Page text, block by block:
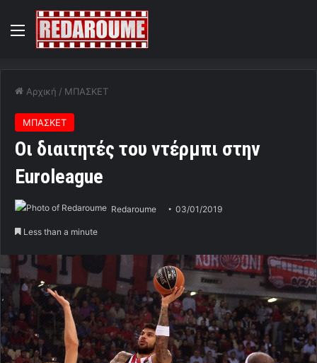
Menu
Αρχική / ΜΠΑΣΚΕΤ
ΜΠΑΣΚΕΤ
Οι διαιτητές του ντέρμπι στην
Euroleague
Redaroume 03/01/2019
Less than a minute